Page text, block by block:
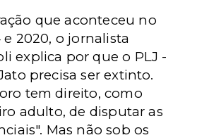
que aconteceu no
e 2020, o jornalista
explica por que o PLJ -
precisa ser extinto.
tem direito, como
adulto, de disputar as
Mas não sob os